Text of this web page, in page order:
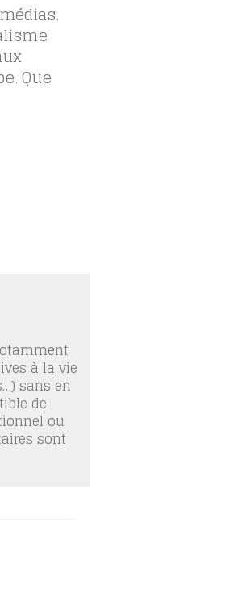
Que
à la vie
sans en
de
ou
sont